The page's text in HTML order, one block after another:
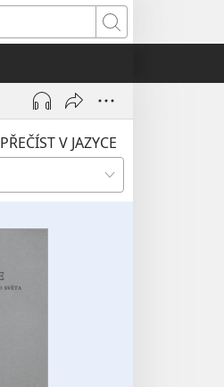
Hledat
PŘEČÍST V JAZYCE